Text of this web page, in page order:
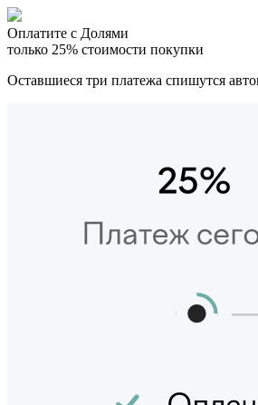
Оплатите с Долями
только 25% стоимости покупки
Оставшиеся три платежа спишутся